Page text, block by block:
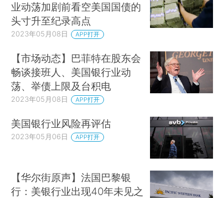
业动荡加剧前看空美国国债的
头寸升至纪录高点
2023年05月08日 APP打开
【市场动态】巴菲特在股东会
畅谈接班人、美国银行业动
荡、举债上限及台积电
2023年05月08日 APP打开
美国银行业风险再评估
2023年05月06日 APP打开
【华尔街原声】法国巴黎银
行：美银行业出现40年未见之